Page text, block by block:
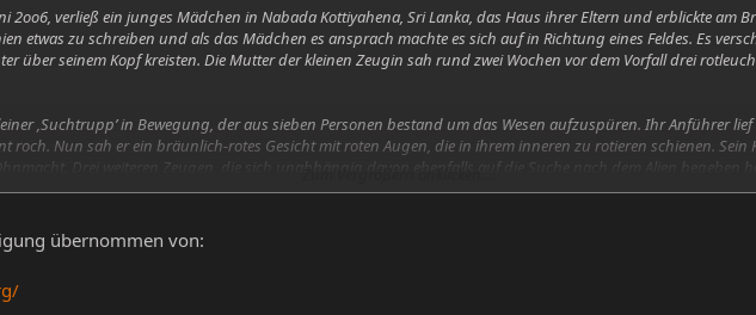
2oo6, verließ ein junges Mädchen in Nabada Kottiyahena, Sri Lanka, das Haus ihrer Eltern und erblickte am
etwas zu schreiben und als das Mädchen es ansprach machte es sich auf in Richtung eines Feldes. Es
über seinem Kopf kreisten. Die Mutter der kleinen Zeugin sah rund zwei Wochen vor dem Vorfall drei
‚Suchtrupp’ in Bewegung, der aus sieben Personen bestand um das Wesen aufzuspüren. Ihr Anführer
roch. Nun sah er ein bräunlich-rotes Gesicht mit roten Augen, die in ihrem inneren zu rotieren schienen. Sein
Drei weiteren Zeugen, die sich unabhängig davon ebenfalls auf die Suche nach dem Alien begeben
hörten sie auch einen summenden Laut. Dieses ‚Summen’ wurde auch von anderen Einwohnern zu
übernommen von: